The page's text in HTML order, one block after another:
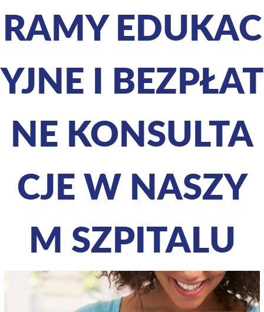
RAMY EDUKAC
YJNE I BEZPŁAT
NE KONSULTA
CJE W NASZY
M SZPITALU